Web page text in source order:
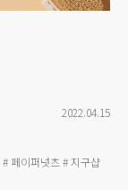
2022.04.15
# 페이퍼넛츠 # 지구샵